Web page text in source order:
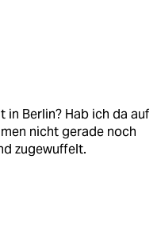
in Berlin? Hab ich da auf
nicht gerade noch
zugewuffelt.